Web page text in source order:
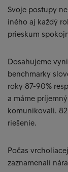
Svoje postupy
iného aj každý
prieskum
Dosahujeme
benchmarky
roky 87-90%
a máme
komunikovali.
riešenie.
Počas
zaznamenali